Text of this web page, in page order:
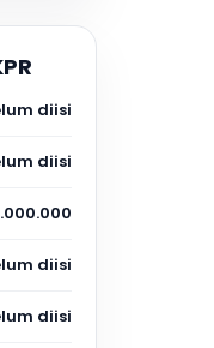
diisi
diisi
diisi
diisi